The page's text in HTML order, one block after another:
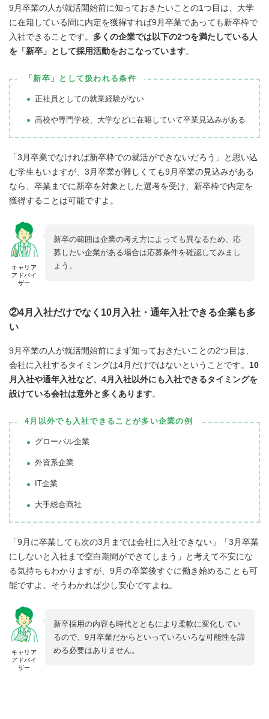
9月卒業の人が就活開始前に知っておきたいことの1つ目は、大学
に在籍している間に内定を獲得すれば9月卒業であっても新卒枠で
入社できることです。 多くの企業では以下の2つを満たしている人
を「新卒」として採用活動をおこなっています。
「新卒」として扱われる条件
正社員としての就業経験がない
高校や専門学校、大学などに在籍していて卒業見込みがある
「3月卒業でなければ新卒枠での就活ができないだろう」と思い込
む学生もいますが、3月卒業が難しくても9月卒業の見込みがある
なら、卒業までに新卒を対象とした選考を受け、新卒枠で内定を
獲得することは可能ですよ。
キャリア
アドバイ
ザー
新卒の範囲は企業の考え方によっても異なるため、応
募したい企業がある場合は応募条件を確認してみまし
ょう。
②4月入社だけでなく10月入社・通年入社できる企業も多
い
9月卒業の人が就活開始前にまず知っておきたいことの2つ目は、
会社に入社するタイミングは4月だけではないということです。 10
月入社や通年入社など、4月入社以外にも入社できるタイミングを
設けている会社は意外と多くあります。
4月以外でも入社できることが多い企業の例
グローバル企業
外資系企業
IT企業
大手総合商社
「9月に卒業しても次の3月までは会社に入社できない」「3月卒業
にしないと入社まで空白期間ができてしまう」と考えて不安にな
る気持ちもわかりますが、9月の卒業後すぐに働き始めることも可
能ですよ。そうわかれば少し安心ですよね。
キャリア
アドバイ
ザー
新卒採用の内容も時代とともにより柔軟に変化してい
るので、9月卒業だからといっていろいろな可能性を諦
める必要はありません。